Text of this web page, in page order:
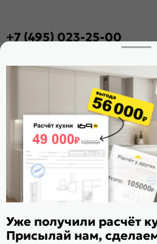
+7 (495) 023-25-00
Стать дилером
Расскажите о нас
Поделиться
Оцените магазин
ИКС 1180
© 2015—2026 Интернет-магазин
Пользовательское соглашение
Уже получили расчёт
Присылай нам,